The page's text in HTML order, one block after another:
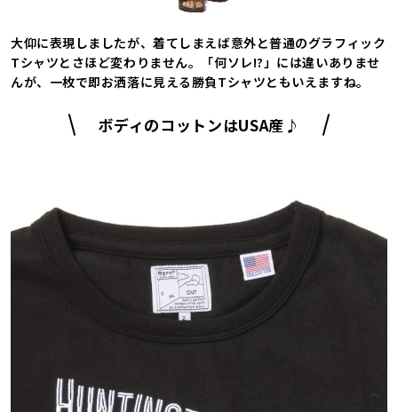
大仰に表現しましたが、着てしまえば意外と普通のグラフィック
Tシャツとさほど変わりません。「何ソレ!?」には違いありませ
んが、一枚で即お洒落に見える勝負Tシャツともいえますね。
ボディのコットンはUSA産♪